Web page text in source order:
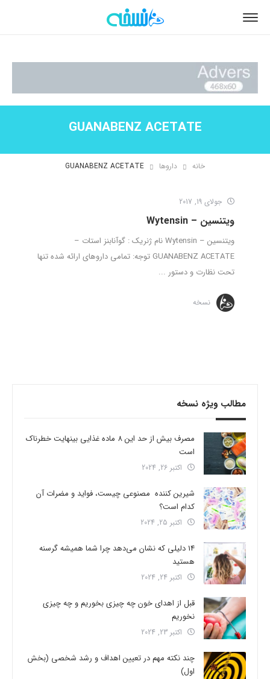
GUANABENZ ACETATE
خانه داروها GUANABENZ ACETATE
جولای 19, 2017
ویتنسین – Wytensin
ویتنسین – Wytensin نام ژنریک : گوآنابنز استات –
GUANABENZ ACETATE توجه: تمامی داروهای ارائه شده تنها
تحت نظارت و دستور ...
نسخه
مطالب ویژه نسخه
مصرف بیش از حد این 8 ماده غذایی بینهایت خطرناک
است
اکتبر 26, 2024
شیرین کننده مصنوعی چیست، فواید و مضرات آن
کدام است؟
اکتبر 25, 2024
14 دلیلی که نشان می‌دهد چرا شما همیشه گرسنه
هستید
اکتبر 24, 2024
قبل از اهدای خون چه چیزی بخوریم و چه چیزی
نخوریم
اکتبر 23, 2024
چند نکته مهم در تعیین اهداف و رشد شخصی (بخش
اول)